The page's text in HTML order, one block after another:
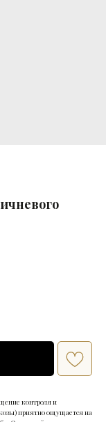
контроля и
приятно ощущается на